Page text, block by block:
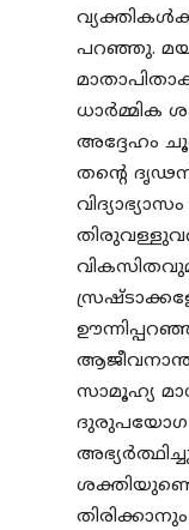
പറഞ്ഞു.
ധാർമ്മിക
അദ്ദേഹം
തന്റെ
ആജീവനാന്ത
സാമൂഹ്യ
ദുരുപയോഗ